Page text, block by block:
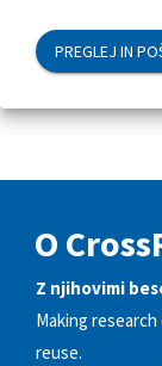
PREGLEJ IN
O
Z njihovimi
Making
reuse.